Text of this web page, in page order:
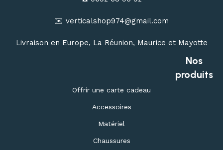
✉️ verticalshop974@gmail.com
Livraison en Europe, La Réunion, Maurice et Mayotte
Nos
produits
Offrir une carte cadeau
Accessoires
Matériel
Chaussures